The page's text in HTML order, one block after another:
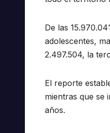
De las
adolescentes,
2.497.504, la
El reporte
mientras que se
años.